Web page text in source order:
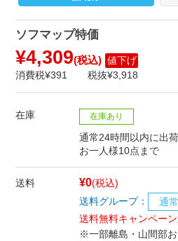
ソフマップ特価
¥4,309(税込) 値下げ
消費税¥391
税抜¥3,918
在庫 在庫あり
通常24時間以内に出荷
お一人様10点まで
送料 ¥0(税込)
送料グループ：
通
送料無料キャンペー
※一部離島・山間部